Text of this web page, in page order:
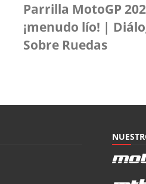
Parrilla MotoGP
¡menudo lío! |
Sobre Ruedas